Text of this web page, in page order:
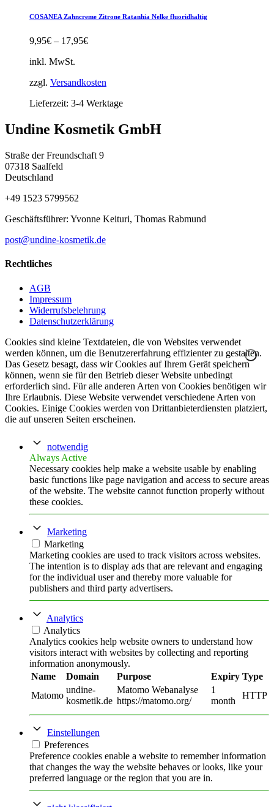
COSANEA Zahncreme Zitrone Ratanhia Nelke fluoridhaltig
9,95€ – 17,95€
inkl. MwSt.
zzgl. Versandkosten
Lieferzeit: 3-4 Werktage
Undine Kosmetik GmbH
Straße der Freundschaft 9
07318 Saalfeld
Deutschland
+49 1523 5799562
Geschäftsführer: Yvonne Keituri, Thomas Rabmund
post@undine-kosmetik.de
Rechtliches
AGB
Impressum
Widerrufsbelehrung
Datenschutzerklärung
Cookies sind kleine Textdateien, die von Websites verwendet
werden können, um die Benutzererfahrung effizienter zu gestalten.
Das Gesetz besagt, dass wir Cookies auf Ihrem Gerät speichern
können, wenn sie für den Betrieb dieser Website unbedingt
erforderlich sind. Für alle anderen Arten von Cookies benötigen wir
Ihre Erlaubnis. Diese Website verwendet verschiedene Arten von
Cookies. Einige Cookies werden von Drittanbieterdiensten platziert,
die auf unseren Seiten erscheinen.
notwendig
Always Active
Necessary cookies help make a website usable by enabling
basic functions like page navigation and access to secure areas
of the website. The website cannot function properly without
these cookies.
Marketing
Marketing
Marketing cookies are used to track visitors across websites.
The intention is to display ads that are relevant and engaging
for the individual user and thereby more valuable for
publishers and third party advertisers.
Analytics
Analytics
Analytics cookies help website owners to understand how
visitors interact with websites by collecting and reporting
information anonymously.
Name
Domain Purpose Expiry Type
Matomo
undine-
kosmetik.de
Matomo Webanalyse
https://matomo.org/
1
month
HTTP
Einstellungen
Preferences
Preference cookies enable a website to remember information
that changes the way the website behaves or looks, like your
preferred language or the region that you are in.